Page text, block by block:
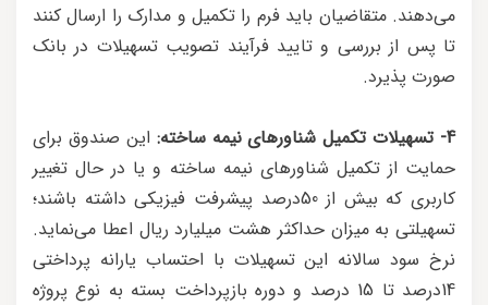
می‎‌دهند. متقاضیان باید فرم را تکمیل و مدارک را ارسال کنند
تا پس از بررسی و تایید فرآیند تصویب تسهیلات در بانک
صورت پذیرد.
4- تسهیلات تکمیل شناورهای نیمه ساخته:
این صندوق برای
حمایت از تکمیل شناورهای نیمه ساخته و یا در حال تغییر
کاربری که بیش از 50درصد پیشرفت فیزیکی داشته باشند؛
تسهیلتی به میزان حداکثر هشت میلیارد ریال اعطا می‌نماید.
نرخ سود سالانه این تسهیلات با احتساب یارانه پرداختی
14درصد تا 15 درصد و دوره بازپرداخت بسته به نوع پروژه